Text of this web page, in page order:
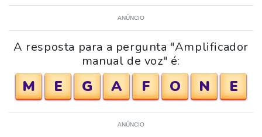
ANÚNCIO
A resposta para a pergunta "Amplificador
manual de voz" é:
M E G A F O N E
ANÚNCIO